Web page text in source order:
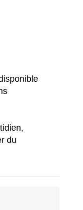
du